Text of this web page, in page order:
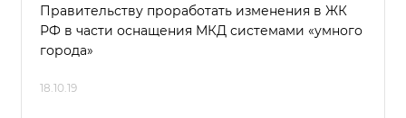
Правительству проработать изменения в ЖК
РФ в части оснащения МКД системами «умного
города»
18.10.19